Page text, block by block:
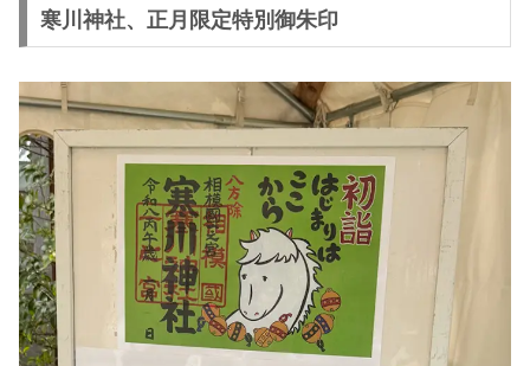
寒川神社、正月限定特別御朱印